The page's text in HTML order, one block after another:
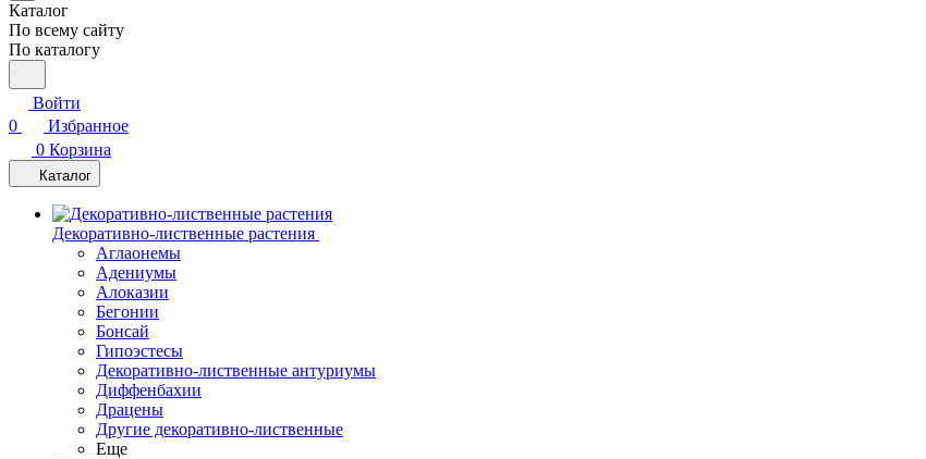
Каталог
По всему сайту
По каталогу
Войти
0
Избранное
0 Корзина
Каталог
Декоративно-лиственные растения
Аглаонемы
Адениумы
Алоказии
Бегонии
Бонсай
Гипоэстесы
Декоративно-лиственные антуриумы
Диффенбахии
Драцены
Другие декоративно-лиственные
Еще